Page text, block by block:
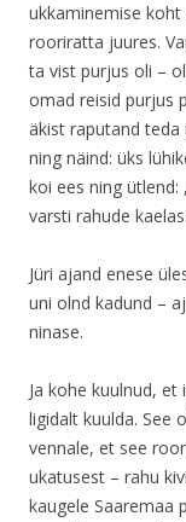
ukkaminemise koht
rooriratta juures.
ta vist purjus oli –
omad reisid purjus
äkist raputand teda
ning näind: üks
koi ees ning ütlend:
varsti rahude
Jüri ajand enese
uni olnd kadund –
ninase.
Ja kohe kuulnud,
ligidalt kuulda. See
vennale, et see
ukatusest – rahu
kaugele Saaremaa